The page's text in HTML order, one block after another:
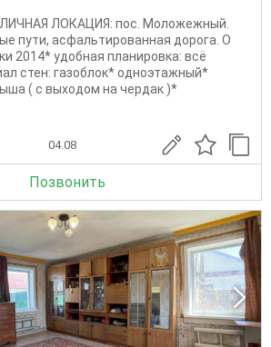
ЛОКАЦИЯ: пос. Моложежный.
пути, асфальтированная дорога. О
2014* удобная планировка: всё
стен: газоблок* одноэтажный*
( с выходом на чердак )*
04.08
Позвонить